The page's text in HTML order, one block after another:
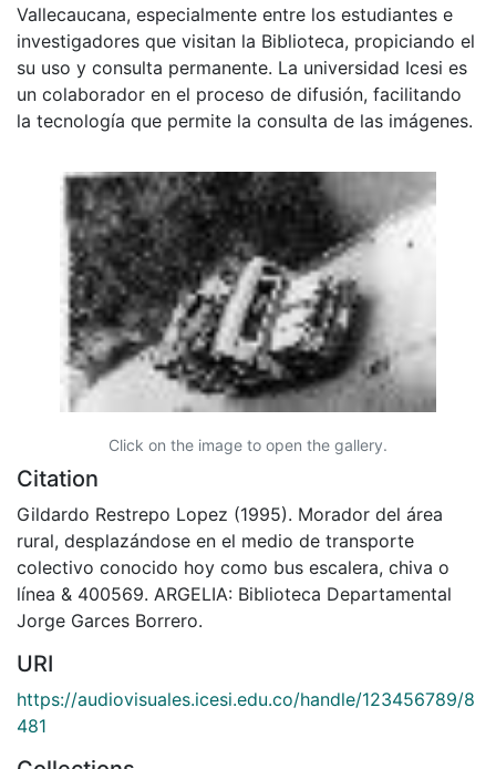
Vallecaucana, especialmente entre los estudiantes e
investigadores que visitan la Biblioteca, propiciando el
su uso y consulta permanente. La universidad Icesi es
un colaborador en el proceso de difusión, facilitando
la tecnología que permite la consulta de las imágenes.
Click on the image to open the gallery.
Citation
Gildardo Restrepo Lopez (1995). Morador del área
rural, desplazándose en el medio de transporte
colectivo conocido hoy como bus escalera, chiva o
línea & 400569. ARGELIA: Biblioteca Departamental
Jorge Garces Borrero.
URI
https://audiovisuales.icesi.edu.co/handle/123456789/8
481